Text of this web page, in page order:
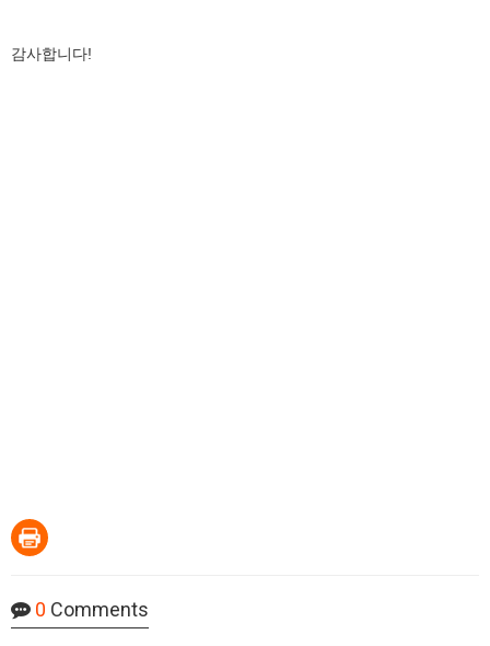
감사합니다!
0 Comments